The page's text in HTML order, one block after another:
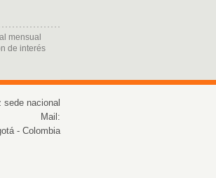
mensual
de interés
sede nacional
Mail:
- Colombia